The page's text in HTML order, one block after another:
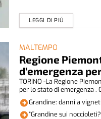
LEGGI DI PIÚ
MALTEMPO
Regione
d’emergenza
TORINO -La Regione
per lo stato di emergenza .
Grandine: danni a
“Grandine sui